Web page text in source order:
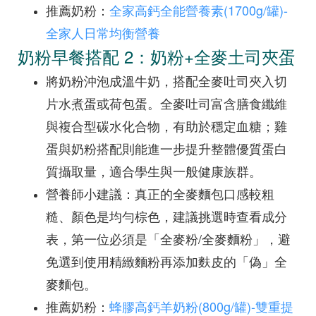
推薦奶粉： 全家高鈣全能營養素(1700g/罐)-
全家人日常均衡營養
奶粉早餐搭配 2：奶粉+全麥土司夾蛋
將奶粉沖泡成溫牛奶，搭配全麥吐司夾入切
片水煮蛋或荷包蛋。全麥吐司富含膳食纖維
與複合型碳水化合物，有助於穩定血糖；雞
蛋與奶粉搭配則能進一步提升整體優質蛋白
質攝取量，適合學生與一般健康族群。
營養師小建議：真正的全麥麵包口感較粗
糙、顏色是均勻棕色，建議挑選時查看成分
表，第一位必須是「全麥粉/全麥麵粉」，避
免選到使用精緻麵粉再添加麩皮的「偽」全
麥麵包。
推薦奶粉： 蜂膠高鈣羊奶粉(800g/罐)-雙重提